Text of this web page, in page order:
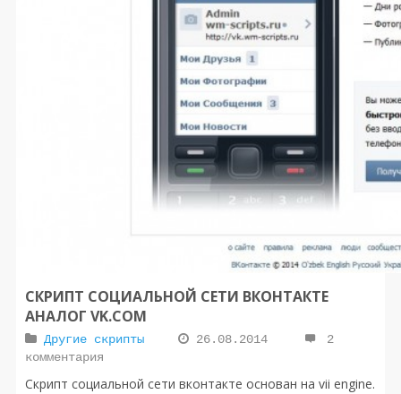
СКРИПТ СОЦИАЛЬНОЙ СЕТИ ВКОНТАКТЕ
АНАЛОГ VK.COM
Другие скрипты 26.08.2014
2
комментария
Скрипт социальной сети вконтакте основан на vii engine.